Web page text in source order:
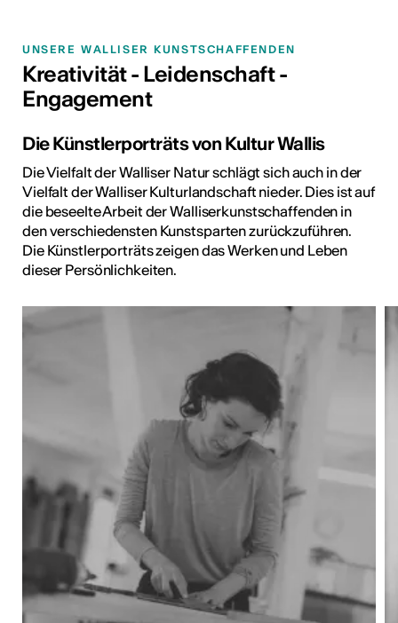
UNSERE WALLISER KUNSTSCHAFFENDEN
Kreativität - Leidenschaft -
Engagement
Die Künstlerporträts von Kultur Wallis
Die Vielfalt der Walliser Natur schlägt sich auch in der
Vielfalt der Walliser Kulturlandschaft nieder. Dies ist auf
die beseelte Arbeit der Walliserkunstschaffenden in
den verschiedensten Kunstsparten zurückzuführen.
Die Künstlerporträts zeigen das Werken und Leben
dieser Persönlichkeiten.